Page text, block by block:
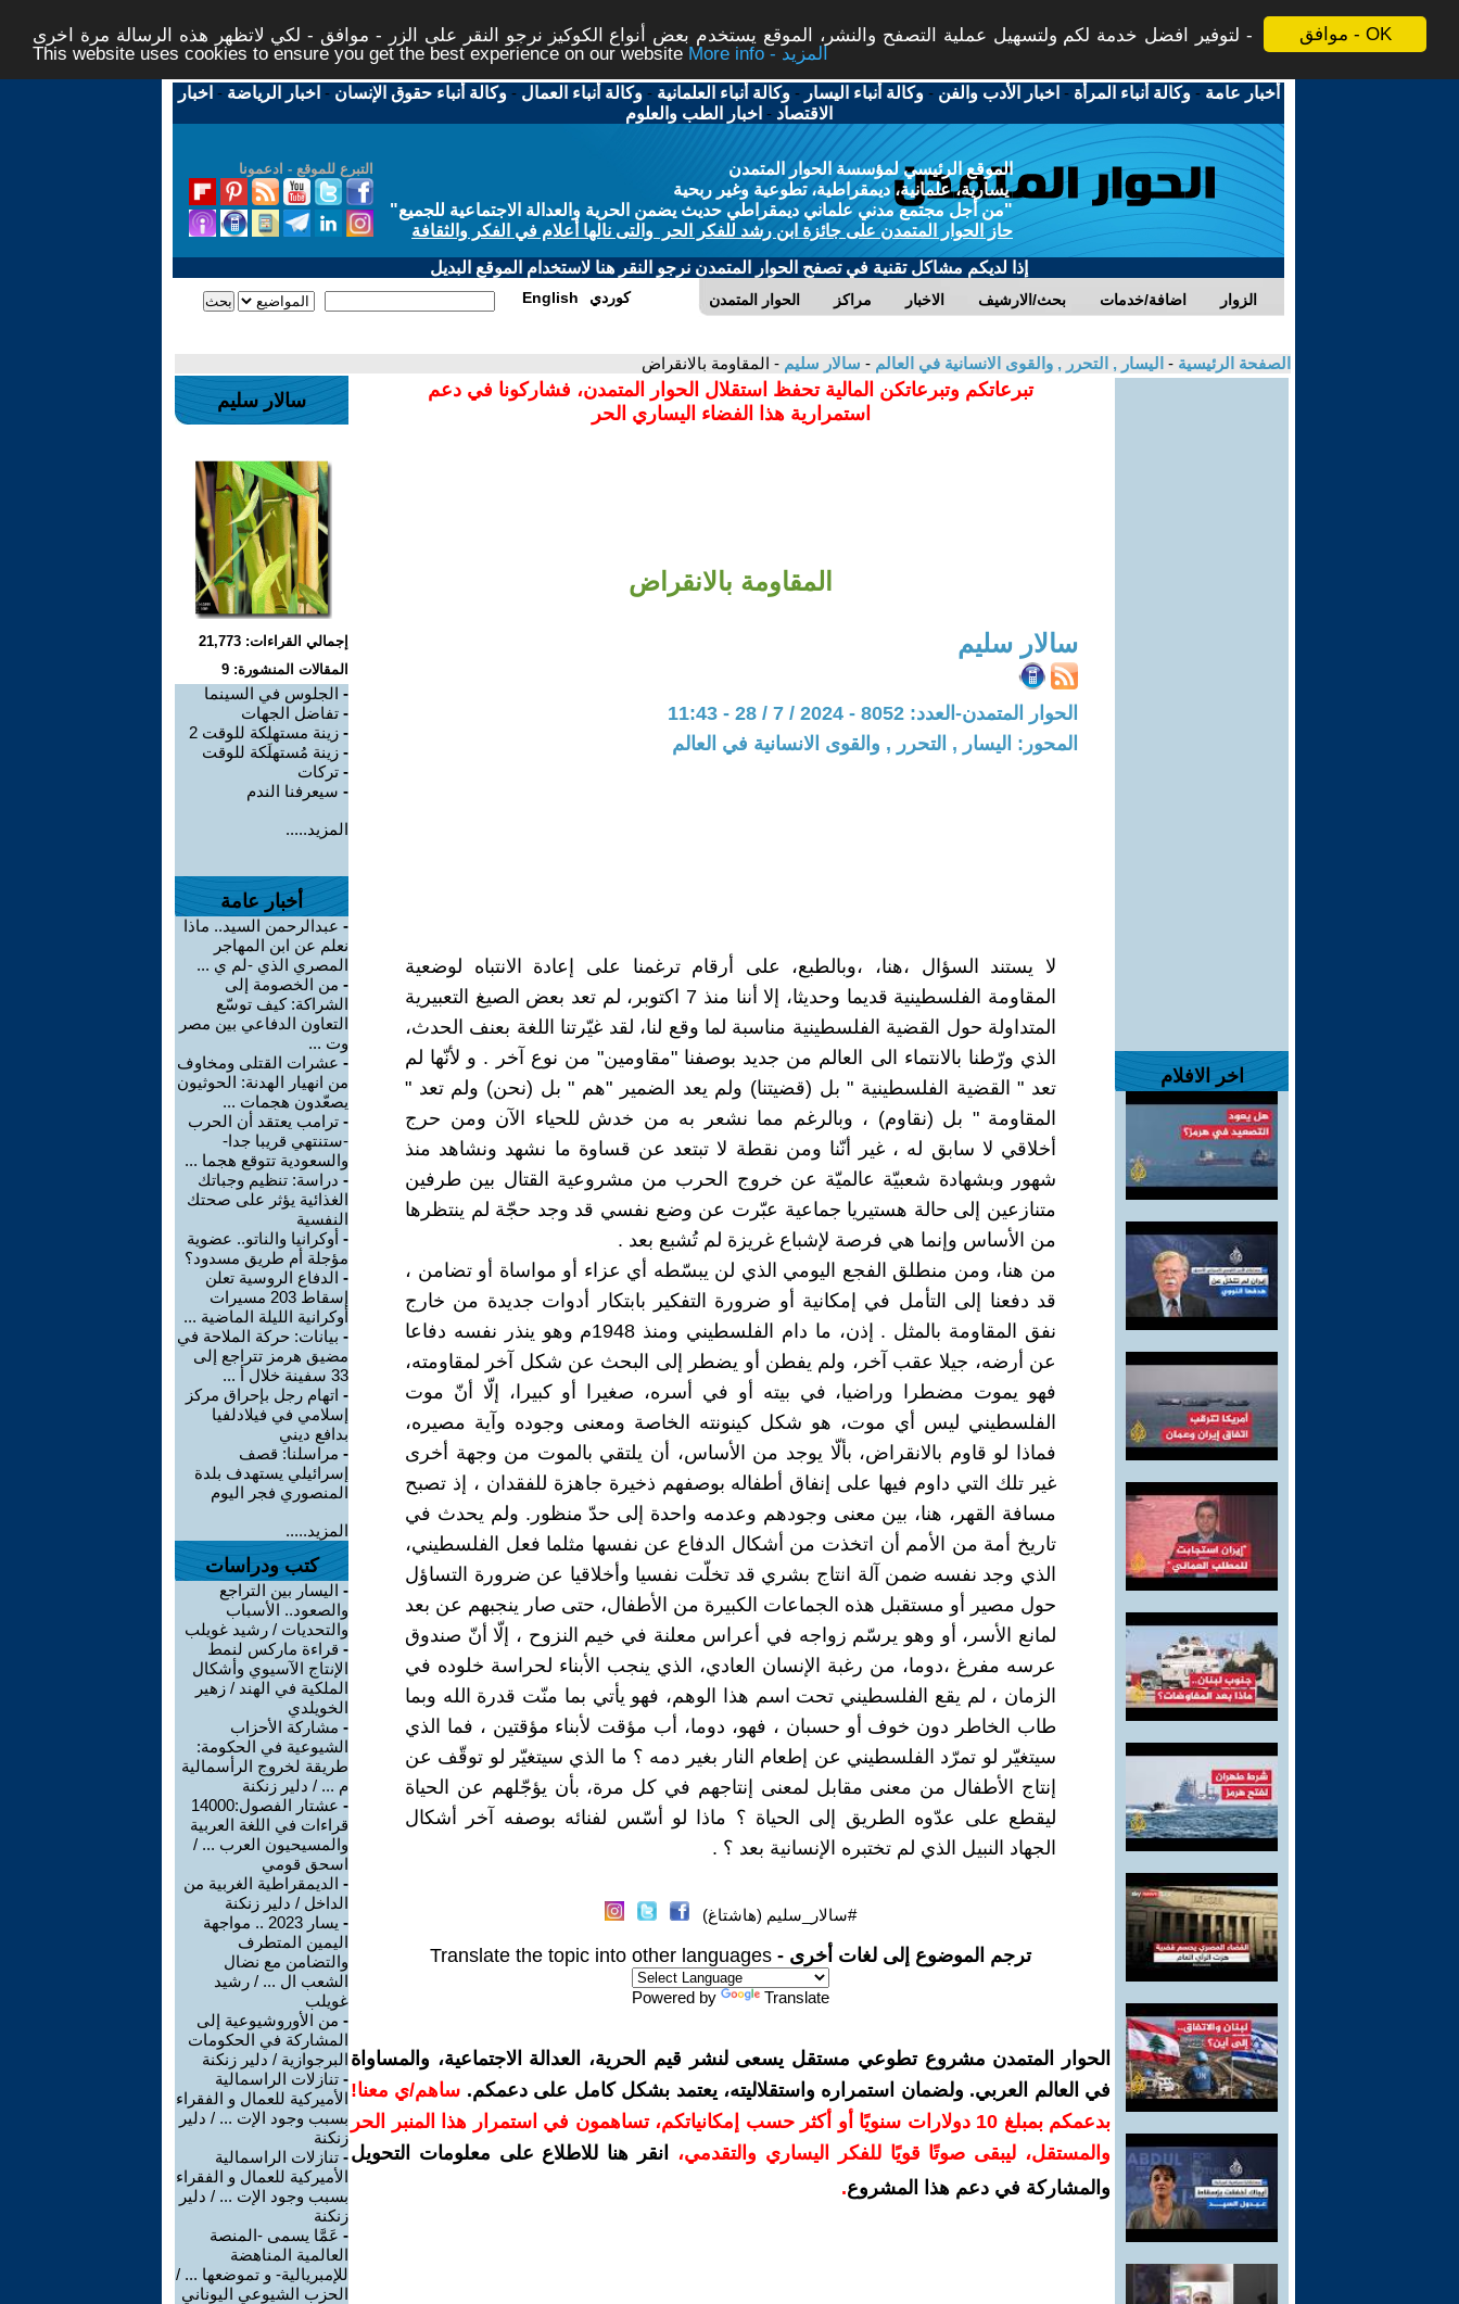
موافق - OK
لتوفير افضل خدمة لكم ولتسهيل عملية التصفح والنشر، الموقع يستخدم بعض أنواع الكوكيز نرجو النقر على الزر - موافق - لكي لاتظهر هذه الرسالة مرة اخرى -
This website uses cookies to ensure you get the best experience on our website
More info - المزيد
أخبار عامة -وكالة أنباء المرأة - اخبار الأدب والفن -وكالة أنباء اليسار -وكالة أنباء العلمانية -وكالة أنباء العمال -وكالة أنباء حقوق الإنسان - اخبار الرياضة - اخبار
الاقتصاد - اخبار الطب والعلوم
التبرع للموقع - ادعمونا
الموقع الرئيسي لمؤسسة الحوار المتمدن
يسارية، علمانية، ديمقراطية، تطوعية وغير ربحية
"من أجل مجتمع مدني علماني ديمقراطي حديث يضمن الحرية والعدالة الاجتماعية للجميع"
حاز الحوار المتمدن على جائزة ابن رشد للفكر الحر والتى نالها أعلام في الفكر والثقافة
إذا لديكم مشاكل تقنية في تصفح الحوار المتمدن نرجو النقر هنا لاستخدام الموقع البديل
الحوار المتمدن مراكز الاخبار بحث/الارشيف اضافة/خدمات الزوار English كوردي
الصفحة الرئيسية - اليسار , التحرر , والقوى الانسانية في العالم - سالار سليم - المقاومة بالانقراض
اخر الافلام
تبرعاتكم وتبرعاتكن المالية تحفظ استقلال الحوار المتمدن، فشاركونا في دعم
استمرارية هذا الفضاء اليساري الحر
المقاومة بالانقراض
سالار سليم
الحوار المتمدن-العدد: 8052 - 2024 / 7 / 28 - 11:43
المحور: اليسار , التحرر , والقوى الانسانية في العالم
لا يستند السؤال ،هنا، ،وبالطبع، على أرقام ترغمنا على إعادة الانتباه لوضعية
المقاومة الفلسطينية قديما وحديثا، إلا أننا منذ 7 اكتوبر، لم تعد بعض الصيغ التعبيرية
المتداولة حول القضية الفلسطينية مناسبة لما وقع لنا، لقد غيّرتنا اللغة بعنف الحدث،
الذي ورّطنا بالانتماء الى العالم من جديد بوصفنا "مقاومين" من نوع آخر . و لأنّها لم
تعد " القضية الفلسطينية " بل (قضيتنا) ولم يعد الضمير "هم " بل (نحن) ولم تعد "
المقاومة " بل (نقاوم) ، وبالرغم مما نشعر به من خدش للحياء الآن ومن حرج
أخلاقي لا سابق له ، غير أنّنا ومن نقطة لا تبتعد عن قساوة ما نشهد ونشاهد منذ
شهور وبشهادة شعبيّة عالميّة عن خروج الحرب من مشروعية القتال بين طرفين
متنازعين إلى حالة هستيريا جماعية عبّرت عن وضع نفسي قد وجد حجّة لم ينتظرها
من الأساس وإنما هي فرصة لإشباع غريزة لم تُشبع بعد .
من هنا، ومن منطلق الفجع اليومي الذي لن يبسّطه أي عزاء أو مواساة أو تضامن ،
قد دفعنا إلى التأمل في إمكانية أو ضرورة التفكير بابتكار أدوات جديدة من خارج
نفق المقاومة بالمثل . إذن، ما دام الفلسطيني ومنذ 1948م وهو ينذر نفسه دفاعا
عن أرضه، جيلا عقب آخر، ولم يفطن أو يضطر إلى البحث عن شكل آخر لمقاومته،
فهو يموت مضطرا وراضيا، في بيته أو في أسره، صغيرا أو كبيرا، إلّا أنّ موت
الفلسطيني ليس أي موت، هو شكل كينونته الخاصة ومعنى وجوده وآية مصيره،
فماذا لو قاوم بالانقراض، بألّا يوجد من الأساس، أن يلتقي بالموت من وجهة أخرى
غير تلك التي داوم فيها على إنفاق أطفاله بوصفهم ذخيرة جاهزة للفقدان ، إذ تصبح
مسافة القهر، هنا، بين معنى وجودهم وعدمه واحدة إلى حدّ منظور. ولم يحدث في
تاريخ أمة من الأمم أن اتخذت من أشكال الدفاع عن نفسها مثلما فعل الفلسطيني،
الذي وجد نفسه ضمن آلة انتاج بشري قد تخلّت نفسيا وأخلاقيا عن ضرورة التساؤل
حول مصير أو مستقبل هذه الجماعات الكبيرة من الأطفال، حتى صار ينجبهم عن بعد
لمانع الأسر، أو وهو يرسّم زواجه في أعراس معلنة في خيم النزوح ، إلّا أنّ صندوق
عرسه مفرغ ،دوما، من رغبة الإنسان العادي، الذي ينجب الأبناء لحراسة خلوده في
الزمان ، لم يقع الفلسطيني تحت اسم هذا الوهم، فهو يأتي بما منّت قدرة الله وبما
طاب الخاطر دون خوف أو حسبان ، فهو، دوما، أب مؤقت لأبناء مؤقتين ، فما الذي
سيتغيّر لو تمرّد الفلسطيني عن إطعام النار بغير دمه ؟ ما الذي سيتغيّر لو توقّف عن
إنتاج الأطفال من معنى مقابل لمعنى إنتاجهم في كل مرة، بأن يؤجّلهم عن الحياة
ليقطع على عدّوه الطريق إلى الحياة ؟ ماذا لو أسّس لفنائه بوصفه آخر أشكال
الجهاد النبيل الذي لم تختبره الإنسانية بعد ؟ .
#سالار_سليم (هاشتاغ)
ترجم الموضوع إلى لغات أخرى - Translate the topic into other languages
Powered by Translate
الحوار المتمدن مشروع تطوعي مستقل يسعى لنشر قيم الحرية، العدالة الاجتماعية، والمساواة
في العالم العربي. ولضمان استمراره واستقلاليته، يعتمد بشكل كامل على دعمكم. ساهم/ي معنا!
بدعمكم بمبلغ 10 دولارات سنويًا أو أكثر حسب إمكانياتكم، تساهمون في استمرار هذا المنبر الحر
والمستقل، ليبقى صوتًا قويًا للفكر اليساري والتقدمي،
انقر هنا للاطلاع على معلومات التحويل
والمشاركة في دعم هذا المشروع.
سالار سليم
إجمالي القراءات: 21,773
المقالات المنشورة: 9
- الجلوس في السينما
- تفاضل الجهات
- زينة مستهلكة للوقت 2
- زينة مُستهلَكة للوقت
- تركات
- سيعرفنا الندم
المزيد.....
أخبار عامة
- عبدالرحمن السيد.. ماذا
نعلم عن ابن المهاجر
المصري الذي -لم ي ...
- من الخصومة إلى
الشراكة: كيف توسّع
التعاون الدفاعي بين مصر
وت ...
- عشرات القتلى ومخاوف
من انهيار الهدنة: الحوثيون
يصعّدون هجمات ...
- ترامب يعتقد أن الحرب
-ستنتهي قريبا جدا-
والسعودية تتوقع هجما ...
- دراسة: تنظيم وجباتك
الغذائية يؤثر على صحتك
النفسية
- أوكرانيا والناتو.. عضوية
مؤجلة أم طريق مسدود؟
- الدفاع الروسية تعلن
إسقاط 203 مسيرات
أوكرانية الليلة الماضية ...
- بيانات: حركة الملاحة في
مضيق هرمز تتراجع إلى
33 سفينة خلال أ ...
- اتهام رجل بإحراق مركز
إسلامي في فيلادلفيا
بدافع ديني
- مراسلنا: قصف
إسرائيلي يستهدف بلدة
المنصوري فجر اليوم
المزيد.....
كتب ودراسات
- اليسار بين التراجع
والصعود.. الأسباب
والتحديات / رشيد غويلب
- قراءة ماركس لنمط
الإنتاج الآسيوي وأشكال
الملكية في الهند / زهير
الخويلدي
- مشاركة الأحزاب
الشيوعية في الحكومة:
طريقة لخروج الرأسمالية
م ... / دلير زنكنة
-
عشتار الفصول:14000
قراءات في اللغة العربية
والمسيحيون العرب ... /
اسحق قومي
- الديمقراطية الغربية من
الداخل / دلير زنكنة
-
يسار 2023 .. مواجهة
اليمين المتطرف
والتضامن مع نضال
الشعب ال ... / رشيد
غويلب
- من الأوروشيوعية إلى
المشاركة في الحكومات
البرجوازية / دلير زنكنة
- تنازلات الراسمالية
الأميركية للعمال و الفقراء
بسبب وجود الإت ... / دلير
زنكنة
- تنازلات الراسمالية
الأميركية للعمال و الفقراء
بسبب وجود الإت ... / دلير
زنكنة
- عَمَّا يسمى -المنصة
العالمية المناهضة
للإمبريالية- و تموضعها ... /
الحزب الشيوعي اليوناني